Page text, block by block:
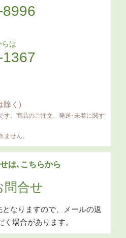
らは
除く)
。商品のご注文、発送･未着に関す
せん。
は､こちらから
問合せ
なりますので、メールの返
場合があります。